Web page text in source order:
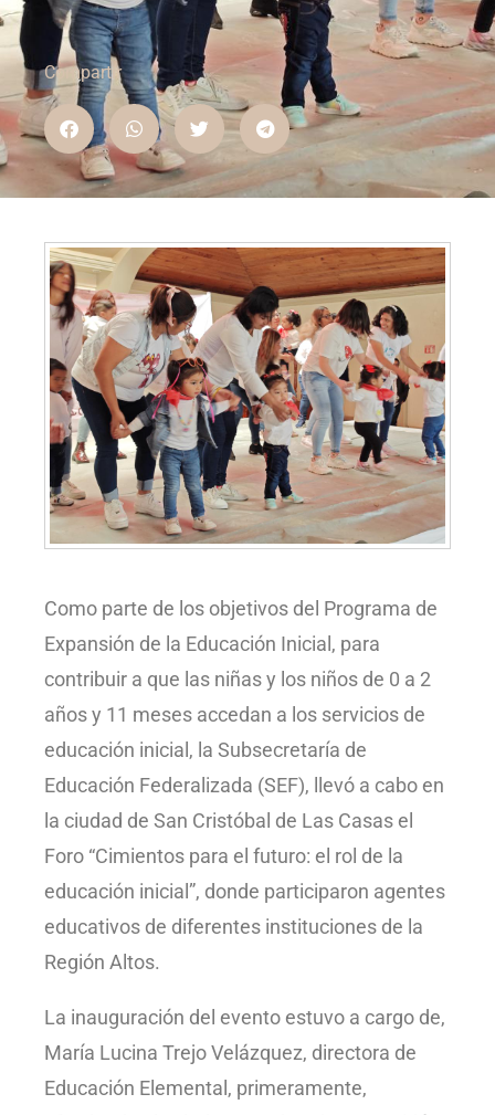
Compartir
Como parte de los objetivos del Programa de
Expansión de la Educación Inicial, para
contribuir a que las niñas y los niños de 0 a 2
años y 11 meses accedan a los servicios de
educación inicial, la Subsecretaría de
Educación Federalizada (SEF), llevó a cabo en
la ciudad de San Cristóbal de Las Casas el
Foro “Cimientos para el futuro: el rol de la
educación inicial”, donde participaron agentes
educativos de diferentes instituciones de la
Región Altos.
La inauguración del evento estuvo a cargo de,
María Lucina Trejo Velázquez, directora de
Educación Elemental, primeramente,